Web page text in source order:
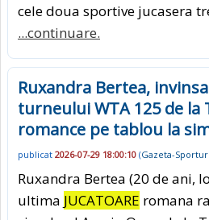
cele doua sportive jucasera
...continuare.
Ruxandra Bertea,
turneului WTA 125 de la
romance pe tablou la
publicat 2026-07-29 18:00:10 (Gazeta-
Ruxandra Bertea (20 de ani,
ultima JUCATOARE romana